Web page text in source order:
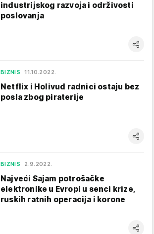
industrijskog razvoja i održivosti
poslovanja
BIZNIS 11.10.2022.
Netflix i Holivud radnici ostaju bez
posla zbog piraterije
BIZNIS 2.9.2022.
Najveći Sajam potrošačke
elektronike u Evropi u senci krize,
ruskih ratnih operacija i korone